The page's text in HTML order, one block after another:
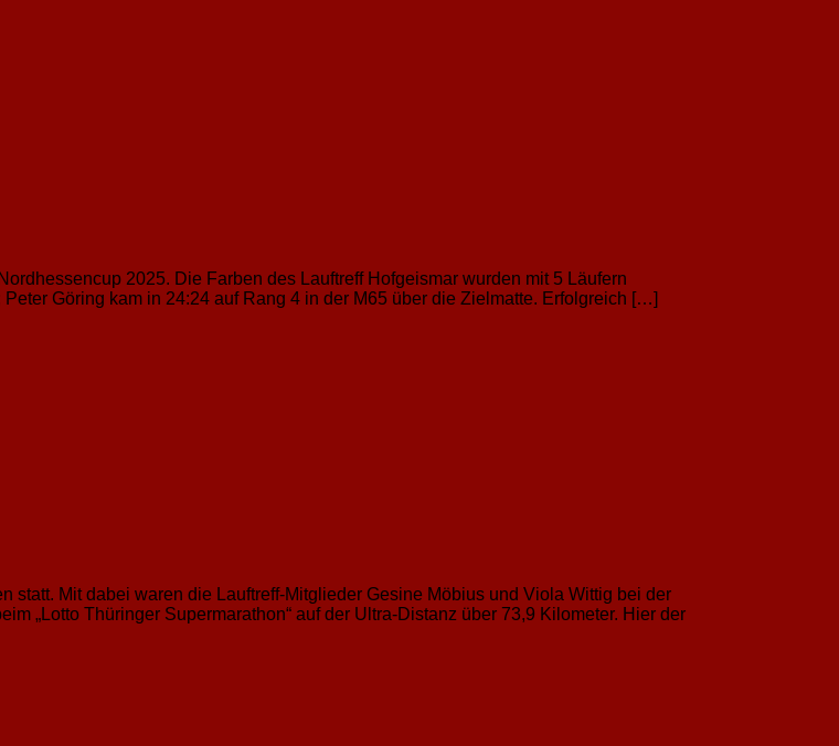
2025. Die Farben des Lauftreff Hofgeismar wurden mit 5 Läufern
Göring kam in 24:24 auf Rang 4 in der M65 über die Zielmatte. Erfolgreich […]
Mit dabei waren die Lauftreff-Mitglieder Gesine Möbius und Viola Wittig bei der
„Lotto Thüringer Supermarathon“ auf der Ultra-Distanz über 73,9 Kilometer. Hier der